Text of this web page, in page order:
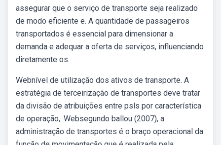
assegurar que o serviço de transporte seja realizado
de modo eficiente e. A quantidade de passageiros
transportados é essencial para dimensionar a
demanda e adequar a oferta de serviços, influenciando
diretamente os.
Webnível de utilização dos ativos de transporte. A
estratégia de terceirização de transportes deve tratar
da divisão de atribuições entre psls por característica
de operação,. Websegundo ballou (2007), a
administração de transportes é o braço operacional da